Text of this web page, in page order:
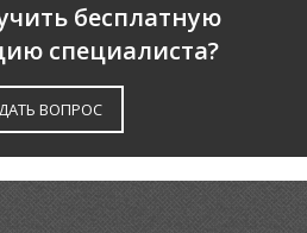
бесплатную
специалиста?
ВОПРОС